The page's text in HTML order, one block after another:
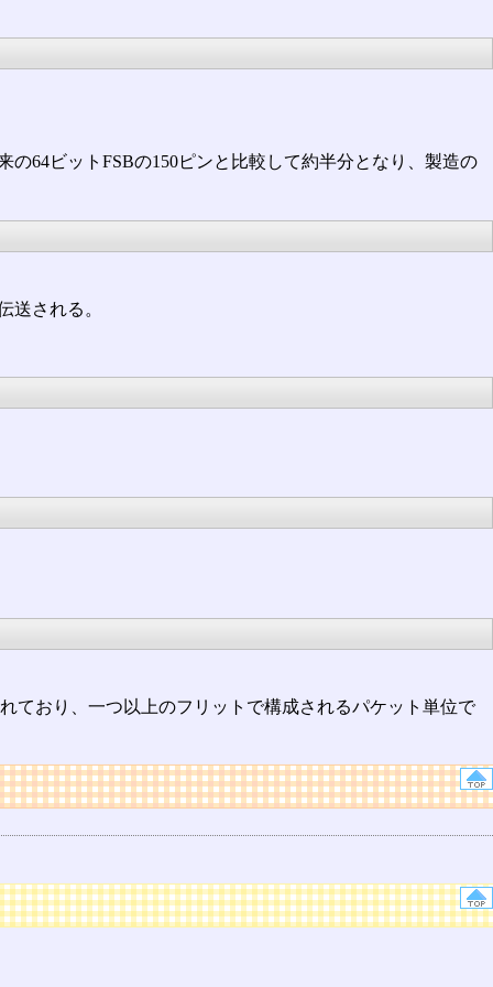
64ビットFSBの150ピンと比較して約半分となり、製造の
送される。
ており、一つ以上のフリットで構成されるパケット単位で